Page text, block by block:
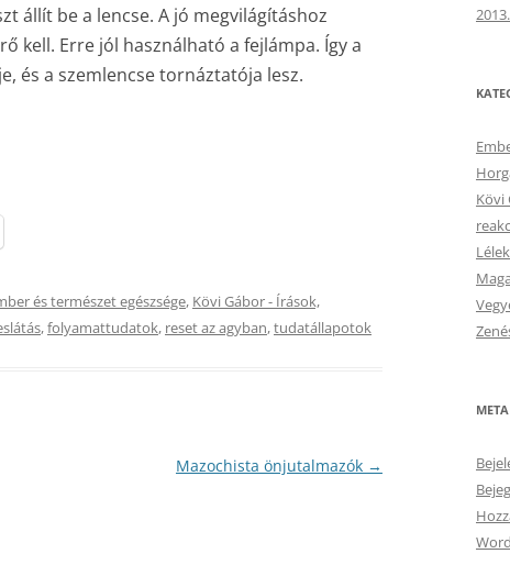
állít be a lencse. A jó megvilágításhoz
kell. Erre jól használható a fejlámpa. Így a
és a szemlencse tornáztatója lesz.
és természet egészsége, Kövi Gábor - Írások,
,folyamattudatok, reset az agyban,tudatállapotok
Mazochista önjutalmazók →
Kövi
META